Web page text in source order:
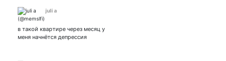
juli a
в такой квартире через месяц у
меня начнётся депрессия